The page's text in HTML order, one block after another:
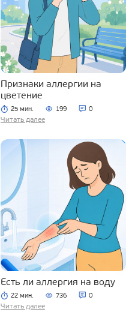
Признаки аллергии на
цветение
25 мин. 199 0
Читать далее
Есть ли аллергия на воду
22 мин. 736 0
Читать далее